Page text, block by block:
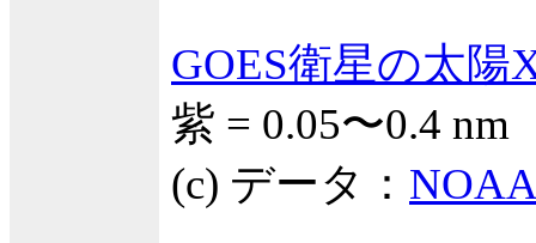
GOES衛星の太陽
紫 = 0.05〜0.4 nm
(c) データ：